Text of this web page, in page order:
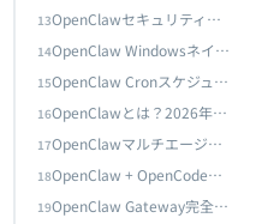
13 OpenClawセキュリティ完全ガイド：サンドボックス機構、権限管理、リスク軽減策
14 OpenClaw Windowsネイティブインストール：ワンラインデプロイ、Gatewayの起動トラブルシューティング＆Dashboard接続
15 OpenClaw Cronスケジュールタスクガイド：自動スケジューリングと無人実行
16 OpenClawとは？2026年最注目のオープンソースAIエージェント — 初心者向けFAQ
17 OpenClawマルチエージェント協調完全ガイド：SubAgent、Agent Teams、クロスエージェント通信アーキテクチャの実践
18 OpenClaw + OpenCode連携ガイド：ターミナルネイティブなAI開発体験の構築
19 OpenClaw Gateway完全ガイド：ローカルモード、リモートデプロイ＆ヘッドレスクラウドアーキテクチャ